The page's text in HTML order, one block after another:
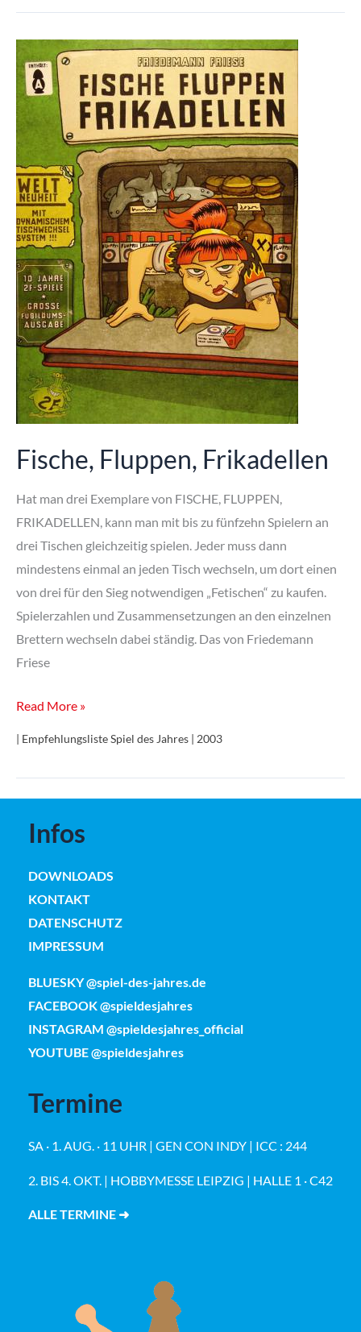
Fische, Fluppen, Frikadellen
Hat man drei Exemplare von FISCHE, FLUPPEN,
FRIKADELLEN, kann man mit bis zu fünfzehn Spielern an
drei Tischen gleichzeitig spielen. Jeder muss dann
mindestens einmal an jeden Tisch wechseln, um dort einen
von drei für den Sieg notwendigen „Fetischen“ zu kaufen.
Spielerzahlen und Zusammensetzungen an den einzelnen
Brettern wechseln dabei ständig. Das von Friedemann
Friese
Fische,
Read More »
| Empfehlungsliste Spiel des Jahres | 2003
Infos
DOWNLOADS
KONTAKT
DATENSCHUTZ
IMPRESSUM
BLUESKY @spiel-des-jahres.de
FACEBOOK @spieldesjahres
INSTAGRAM @spieldesjahres_official
YOUTUBE @spieldesjahres
Termine
SA · 1. AUG. · 11 UHR | GEN CON INDY | ICC : 244
2. BIS 4. OKT. | HOBBYMESSE LEIPZIG | HALLE 1 · C42
ALLE TERMINE ➜